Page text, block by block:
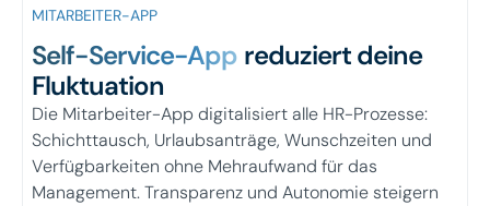
MITARBEITER-APP
Self-Service-App reduziert deine
Fluktuation
Die Mitarbeiter-App digitalisiert alle HR-Prozesse:
Schichttausch, Urlaubsanträge, Wunschzeiten und
Verfügbarkeiten ohne Mehraufwand für das
Management. Transparenz und Autonomie steigern